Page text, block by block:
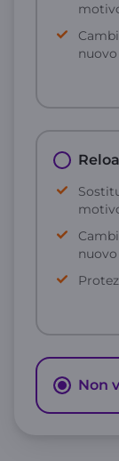
Non